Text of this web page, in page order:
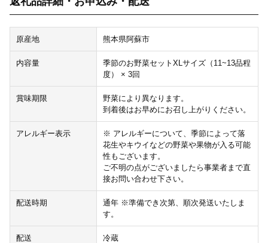
原産地 熊本県阿蘇市
内容量
季節のお野菜セットXLサイズ（11~13品程
度） × 3回
賞味期限
野菜により異なります。
到着後はお早めにお召し上がりください。
アレルギー表示
※ アレルギーについて、季節によって落
花生やキウイなどの野菜や果物が入る可能
性もございます。
ご不明の点がございましたら事業者まで直
接お問い合わせ下さい。
配送時期
通年 ※準備でき次第、順次発送いたしま
す。
配送 冷蔵